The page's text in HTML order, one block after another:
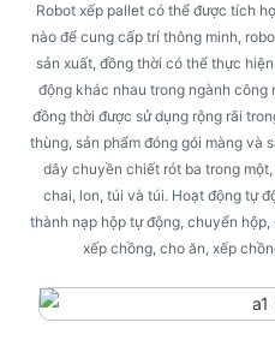
Robot xếp pallet có thể được tích
nào để cung cấp trí thông minh,
sản xuất, đồng thời có thể thực
động khác nhau trong ngành công
đồng thời được sử dụng rộng rãi
thùng, sản phẩm đóng gói màng và
dây chuyền chiết rót ba trong
chai, lon, túi và túi. Hoạt động tự
thành nạp hộp tự động, chuyển
xếp chồng, cho ăn, xếp